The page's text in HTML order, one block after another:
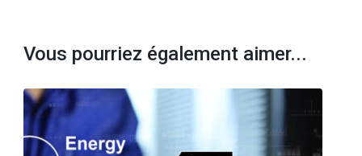
Vous pourriez également aimer...